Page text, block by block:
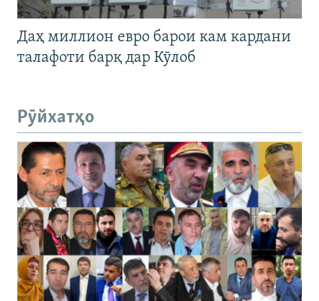
Даҳ миллион евро барои кам кардани
талафоти барқ дар Кӯлоб
Рӯйхатҳо